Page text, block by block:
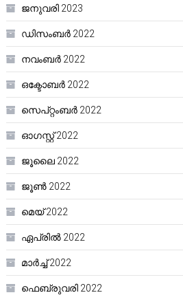
ജനുവരി 2023
ഡിസംബർ 2022
നവംബർ 2022
ഒക്ടോബർ 2022
സെപ്റ്റംബർ 2022
ഓഗസ്റ്റ്‌ 2022
ജൂലൈ 2022
ജൂൺ 2022
മെയ്‌ 2022
ഏപ്രിൽ 2022
മാർച്ച്‌ 2022
ഫെബ്രുവരി 2022